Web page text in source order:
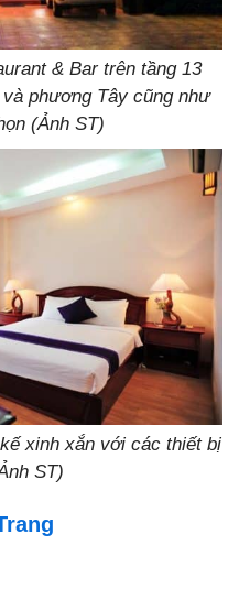
& Bar trên tầng 13
phương Tây cũng như
(Ảnh ST)
xinh xắn với các thiết bị
ST)